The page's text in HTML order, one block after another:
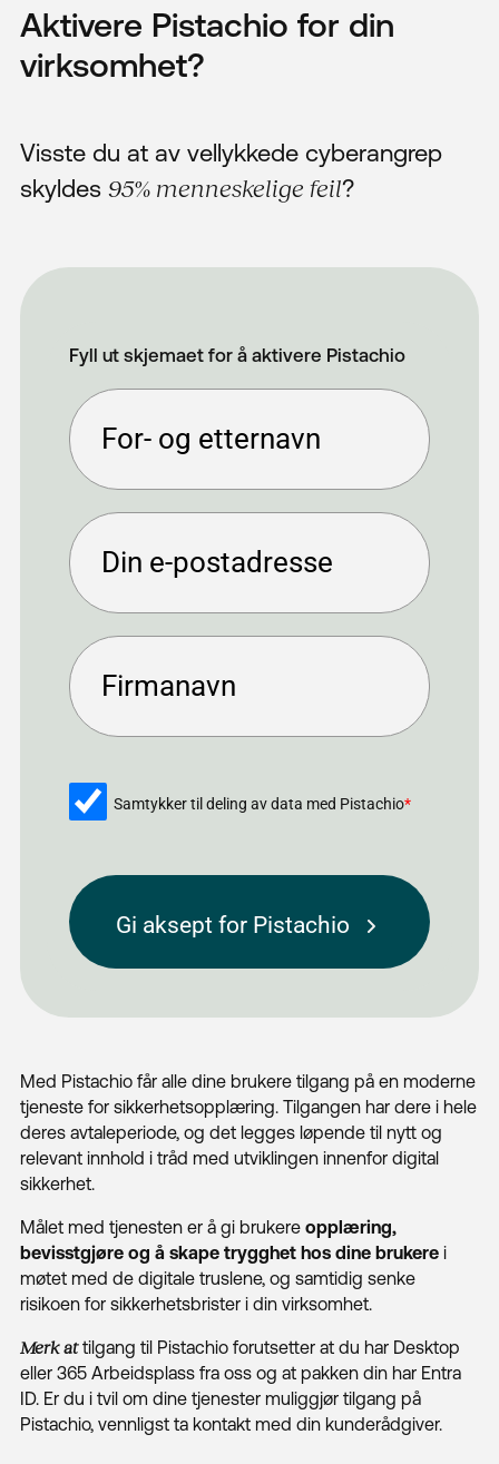
Aktivere Pistachio for din
virksomhet?
Visste du at av vellykkede cyberangrep
skyldes 95% menneskelige feil?
Fyll ut skjemaet for å aktivere Pistachio
Samtykker til deling av data med Pistachio*
Gi aksept for Pistachio
Med Pistachio får alle dine brukere tilgang på en moderne
tjeneste for sikkerhetsopplæring. Tilgangen har dere i hele
deres avtaleperiode, og det legges løpende til nytt og
relevant innhold i tråd med utviklingen innenfor digital
sikkerhet.
Målet med tjenesten er å gi brukere opplæring,
bevisstgjøre og å skape trygghet hos dine brukerei
møtet med de digitale truslene, og samtidig senke
risikoen for sikkerhetsbrister i din virksomhet.
Merk at tilgang til Pistachio forutsetter at du har Desktop
eller 365 Arbeidsplass fra oss og at pakken din har Entra
ID. Er du i tvil om dine tjenester muliggjør tilgang på
Pistachio, vennligst ta kontakt med din kunderådgiver.